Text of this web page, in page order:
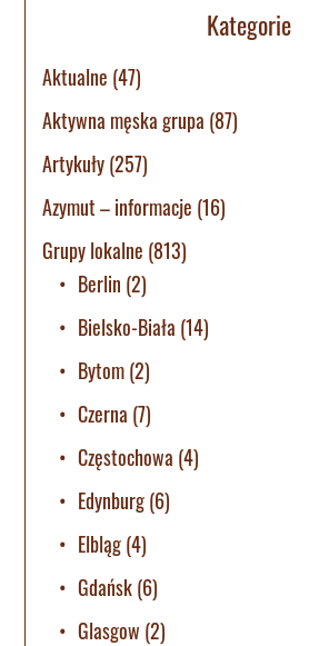
Kategorie
Aktualne (47)
Aktywna męska grupa (87)
Artykuły(257)
Azymut – informacje (16)
Grupy lokalne (813)
Berlin (2)
Bielsko-Biała (14)
Bytom(2)
Czerna (7)
Częstochowa (4)
Edynburg(6)
Elbląg(4)
Gdańsk(6)
Glasgow (2)